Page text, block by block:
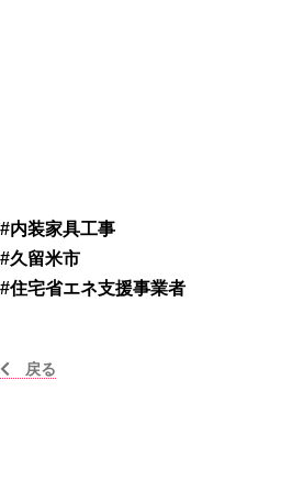
#内装家具工事
#久留米市
#住宅省エネ支援事業者
戻る